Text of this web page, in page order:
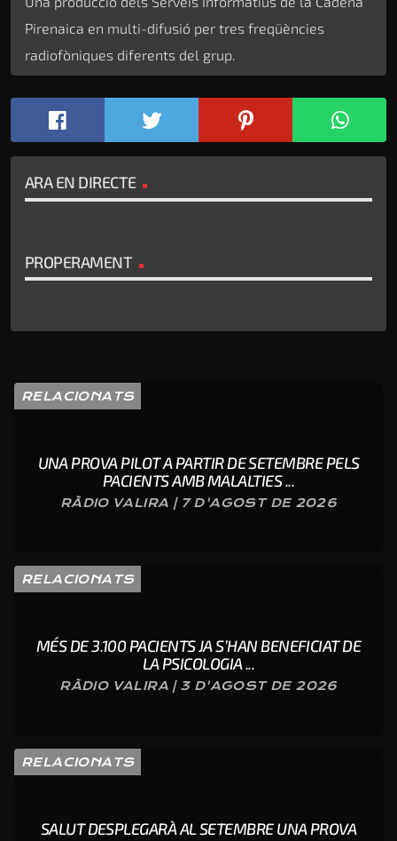
Pirenaica en multi-difusió per tres freqüències
radiofòniques diferents del grup.
ARA EN DIRECTE
PROPERAMENT
RELACIONATS
UNA PROVA PILOT A PARTIR DE SETEMBRE PELS
PACIENTS AMB MALALTIES ...
RÀDIO VALIRA | 7 D'AGOST DE 2026
RELACIONATS
MÉS DE 3.100 PACIENTS JA S’HAN BENEFICIAT DE
LA PSICOLOGIA ...
RÀDIO VALIRA | 3 D'AGOST DE 2026
RELACIONATS
SALUT DESPLEGARÀ AL SETEMBRE UNA PROVA